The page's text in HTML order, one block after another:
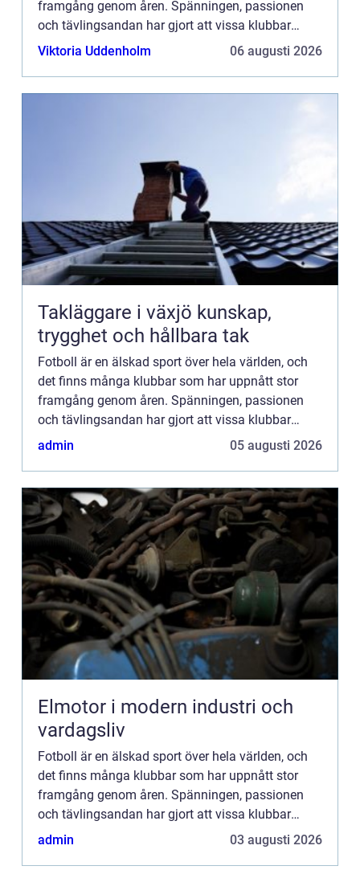
framgång genom åren. Spänningen, passionen
och tävlingsandan har gjort att vissa klubbar
sticker ut o...
Viktoria Uddenholm 06 augusti 2026
Takläggare i växjö kunskap,
trygghet och hållbara tak
Fotboll är en älskad sport över hela världen, och
det finns många klubbar som har uppnått stor
framgång genom åren. Spänningen, passionen
och tävlingsandan har gjort att vissa klubbar
sticker ut o...
admin 05 augusti 2026
Elmotor i modern industri och
vardagsliv
Fotboll är en älskad sport över hela världen, och
det finns många klubbar som har uppnått stor
framgång genom åren. Spänningen, passionen
och tävlingsandan har gjort att vissa klubbar
sticker ut o...
admin 03 augusti 2026